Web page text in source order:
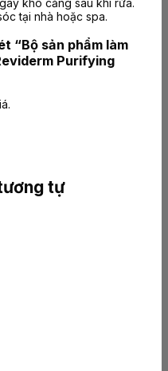
khô căng sau khi rửa.
tại nhà hoặc spa.
“Bộ sản phẩm làm
Purifying
tự